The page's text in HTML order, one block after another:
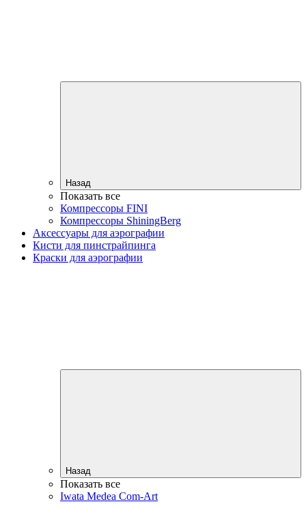
Назад
Показать все
Компрессоры FINI
Компрессоры ShiningBerg
Аксессуары для аэрографии
Кисти для пинстрайпинга
Краски для аэрографии
Назад
Показать все
Iwata Medea Com-Art